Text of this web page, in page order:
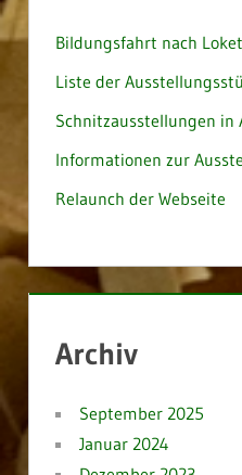
Bildungsfahrt nach Loket
Liste der
Schnitzausstellungen in
Informationen zur
Relaunch der Webseite
Archiv
September 2025
Januar 2024